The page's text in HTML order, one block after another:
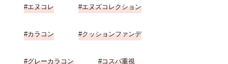
エヌコレ エヌズコレクション
カラコン クッションファンデ
グレーカラコン コスパ重視